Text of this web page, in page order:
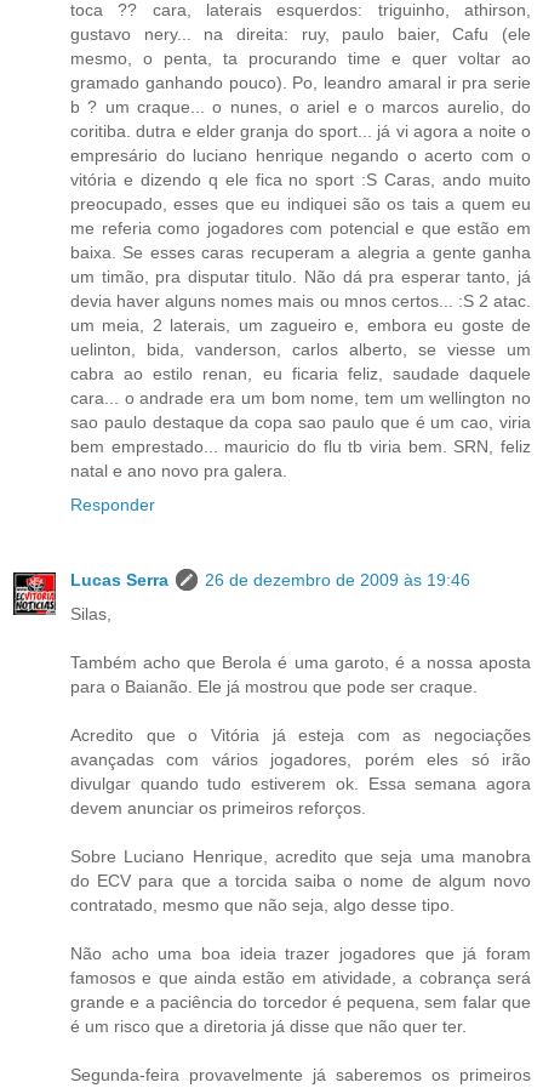
toca ?? cara, laterais esquerdos: triguinho, athirson,
gustavo nery... na direita: ruy, paulo baier, Cafu (ele
mesmo, o penta, ta procurando time e quer voltar ao
gramado ganhando pouco). Po, leandro amaral ir pra serie
b ? um craque... o nunes, o ariel e o marcos aurelio, do
coritiba. dutra e elder granja do sport... já vi agora a noite o
empresário do luciano henrique negando o acerto com o
vitória e dizendo q ele fica no sport :S Caras, ando muito
preocupado, esses que eu indiquei são os tais a quem eu
me referia como jogadores com potencial e que estão em
baixa. Se esses caras recuperam a alegria a gente ganha
um timão, pra disputar titulo. Não dá pra esperar tanto, já
devia haver alguns nomes mais ou mnos certos... :S 2 atac.
um meia, 2 laterais, um zagueiro e, embora eu goste de
uelinton, bida, vanderson, carlos alberto, se viesse um
cabra ao estilo renan, eu ficaria feliz, saudade daquele
cara... o andrade era um bom nome, tem um wellington no
sao paulo destaque da copa sao paulo que é um cao, viria
bem emprestado... mauricio do flu tb viria bem. SRN, feliz
natal e ano novo pra galera.
Responder
Lucas Serra
26 de dezembro de 2009 às 19:46
Silas,
Também acho que Berola é uma garoto, é a nossa aposta
para o Baianão. Ele já mostrou que pode ser craque.
Acredito que o Vitória já esteja com as negociações
avançadas com vários jogadores, porém eles só irão
divulgar quando tudo estiverem ok. Essa semana agora
devem anunciar os primeiros reforços.
Sobre Luciano Henrique, acredito que seja uma manobra
do ECV para que a torcida saiba o nome de algum novo
contratado, mesmo que não seja, algo desse tipo.
Não acho uma boa ideia trazer jogadores que já foram
famosos e que ainda estão em atividade, a cobrança será
grande e a paciência do torcedor é pequena, sem falar que
é um risco que a diretoria já disse que não quer ter.
Segunda-feira provavelmente já saberemos os primeiros